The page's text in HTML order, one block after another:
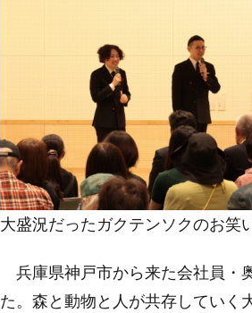
大盛況だったガクテンソクのお笑
兵庫県神戸市から来た会社員・
た。森と動物と人が共存していく